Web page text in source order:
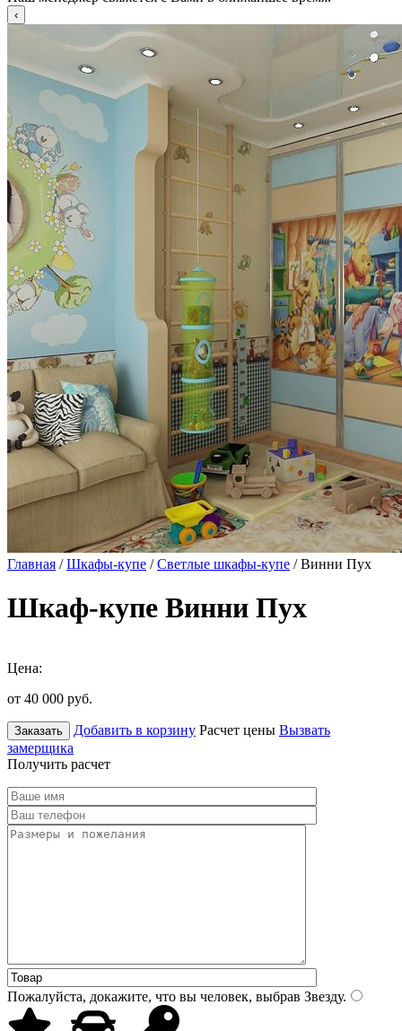
Главная /Шкафы-купе /Светлые шкафы-купе / Винни Пух
Шкаф-купе Винни Пух
Цена:
от 40 000 руб.
Заказать Добавить в корзину Расчет цены Вызвать
замерщика
Получить расчет
Пожалуйста, докажите, что вы человек, выбрав Звезду.